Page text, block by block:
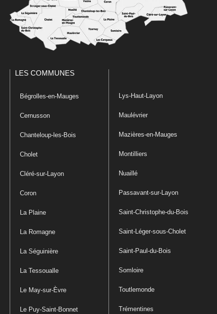
LES COMMUNES
Bégrolles-en-Mauges
Cernusson
Chanteloup-les-Bois
Cholet
Cléré-sur-Layon
Coron
La Plaine
La Romagne
La Séguinière
La Tessoualle
Le May-sur-Èvre
Le Puy-Saint-Bonnet
Lys-Haut-Layon
Maulévrier
Mazières-en-Mauges
Montilliers
Nuaillé
Passavant-sur-Layon
Saint-Christophe-du-Bois
Saint-Léger-sous-Cholet
Saint-Paul-du-Bois
Somloire
Toutlemonde
Trémentines